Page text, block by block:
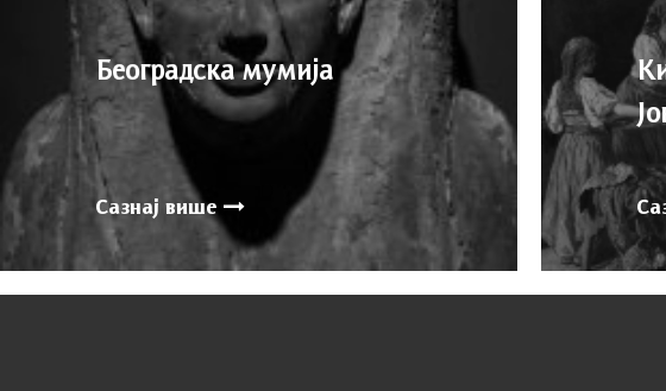
Београдска мумија
Сазнај више